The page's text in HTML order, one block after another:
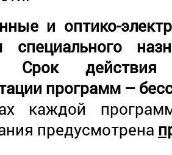
и оптико-
специального
Срок действия
программ –
каждой
предусмотрена